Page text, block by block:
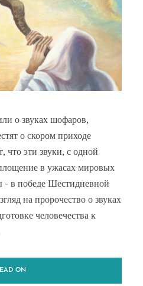
о звуках шофаров,
о скором приходе
что эти звуки, с одной
в ужасах мировых
- в победе Шестидневной
на пророчество о звуках
человечества к
ON